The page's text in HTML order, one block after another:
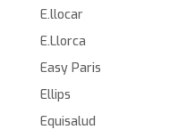
E.llocar
E.Llorca
Easy Paris
Ellips
Equisalud